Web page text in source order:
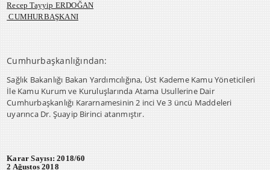
Recep Tayyip ERDOĞAN
CUMHURBAŞKANI
Cumhurbaşkanlığından:
Sağlık Bakanlığı Bakan Yardımcılığına, Üst Kademe Kamu Yöneticileri
İle Kamu Kurum ve Kuruluşlarında Atama Usullerine Dair
Cumhurbaşkanlığı Kararnamesinin 2 inci Ve 3 üncü Maddeleri
uyarınca Dr. Şuayip Birinci atanmıştır.
Karar Sayısı: 2018/60
2 Ağustos 2018